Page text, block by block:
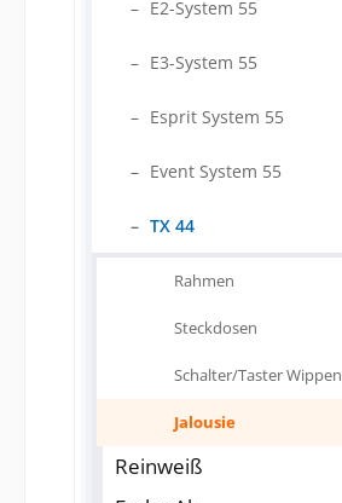
E2-System 55
E3-System 55
Esprit System 55
Event System 55
TX 44
Rahmen
Steckdosen
Schalter/Taster Wippen
Jalousie
Reinweiß